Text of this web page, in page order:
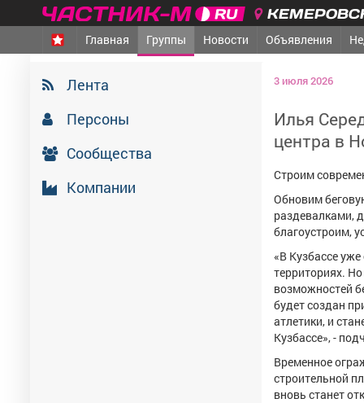
Главная Группы Новости Объявления
Лента
Персоны
Сообщества
Компании
3 июля 2026
Илья
центра в
Строим
Обновим
раздевалками,
благоустроим,
«В Кузбассе
территориях.
возможностей
будет создан
атлетики, и
Кузбассе», -
Временное
строительной
вновь станет